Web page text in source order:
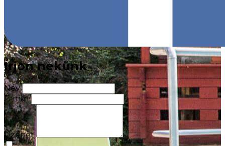
Írjon nekünk
Név
E-mail
Üzenet